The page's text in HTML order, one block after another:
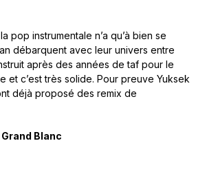
pop instrumentale n’a qu’à bien se
débarquent avec leur univers entre
après des années de taf pour le
et c’est très solide. Pour preuve Yuksek
déjà proposé des remix de
Blanc